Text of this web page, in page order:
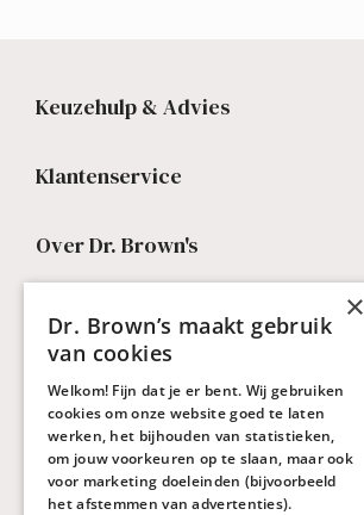
Keuzehulp & Advies
Klantenservice
Over Dr. Brown's
Professionals
Werken bij Dr. Brown's
×
Dr. Brown’s maakt gebruik
van cookies
Welkom! Fijn dat je er bent. Wij gebruiken
cookies om onze website goed te laten
werken, het bijhouden van statistieken,
om jouw voorkeuren op te slaan, maar ook
voor marketing doeleinden (bijvoorbeeld
het afstemmen van advertenties).